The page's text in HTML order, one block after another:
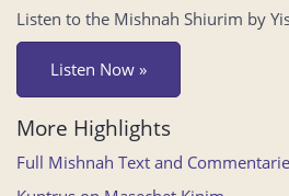
Listen to the Mishnah Shiurim by
Listen Now »
More Highlights
Full Mishnah Text and